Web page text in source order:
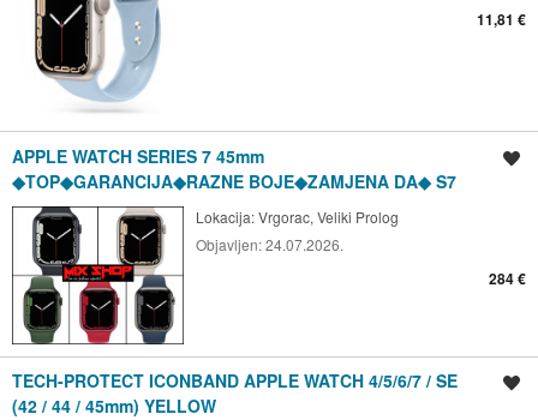
11,81 €
APPLE WATCH SERIES 7 45mm
◆TOP◆GARANCIJA◆RAZNE BOJE◆ZAMJENA DA◆ S7
Lokacija:Vrgorac, Veliki Prolog
Objavljen:24.07.2026.
284 €
TECH-PROTECT ICONBAND APPLE WATCH 4/5/6/7 / SE
(42 / 44 / 45mm) YELLOW